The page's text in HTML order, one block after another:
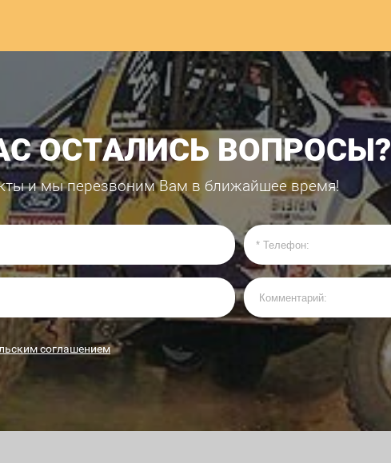
ОСТАЛИСЬ ВОПРОСЫ?
и мы перезвоним Вам в ближайшее время!
соглашением